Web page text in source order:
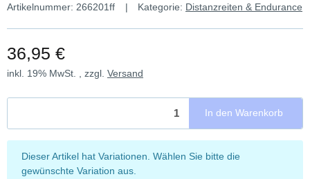
Artikelnummer: 266201ff Kategorie: Distanzreiten & Endurance
36,95 €
inkl. 19% MwSt. , zzgl. Versand
In den Warenkorb
x
Dieser Artikel hat Variationen. Wählen Sie bitte die
gewünschte Variation aus.